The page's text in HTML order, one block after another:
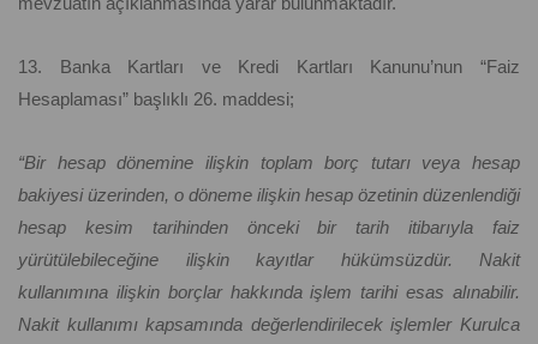
13. Banka Kartları ve Kredi Kartları Kanunu’nun “Faiz
Hesaplaması” başlıklı 26. maddesi;
“Bir hesap dönemine ilişkin toplam borç tutarı veya hesap
bakiyesi üzerinden, o döneme ilişkin hesap özetinin düzenlendiği
hesap kesim tarihinden önceki bir tarih itibarıyla faiz
yürütülebileceğine ilişkin kayıtlar hükümsüzdür. Nakit
kullanımına ilişkin borçlar hakkında işlem tarihi esas alınabilir.
Nakit kullanımı kapsamında değerlendirilecek işlemler Kurulca